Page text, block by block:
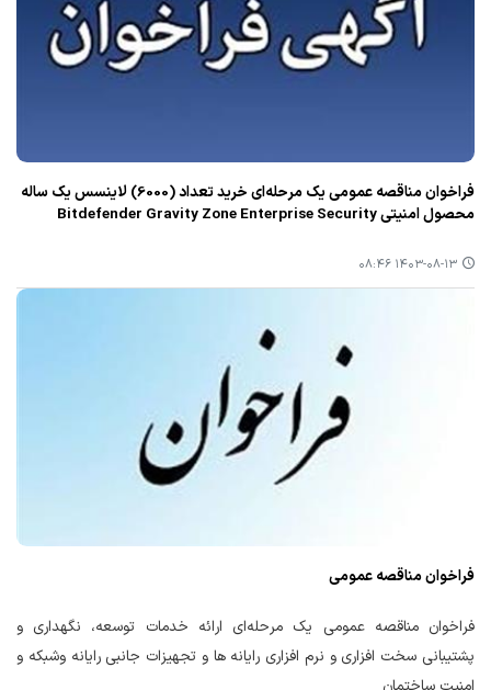
فراخوان مناقصه عمومی یک مرحله‌ای خرید تعداد (6000) لاینسس یک ساله
محصول امنیتی Bitdefender Gravity Zone Enterprise Security
۱۴۰۳-۰۸-۱۳ ۰۸:۴۶
فراخوان مناقصه عمومی
فراخوان مناقصه عمومی یک مرحله‌ای ارائه خدمات توسعه، نگهداری و
پشتیبانی سخت افزاری و نرم افزاری رایانه ها و تجهیزات جانبی رایانه وشبکه و